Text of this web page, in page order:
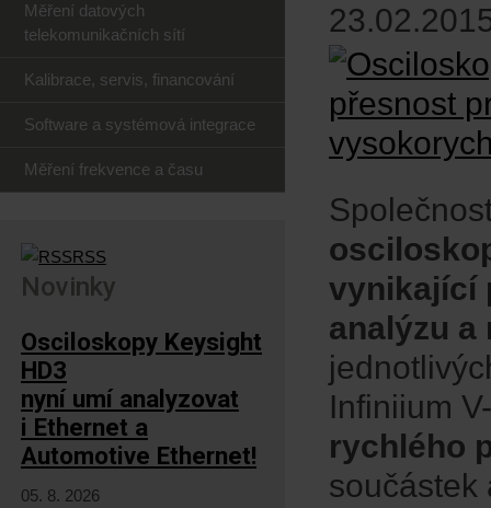
vynikající
analýzu
Infiniium
rychlého
součástek
Měření datových
telekomunikačních sítí
Kalibrace, servis, financování
Software a systémová integrace
Měření frekvence a času
RSS
Novinky
Osciloskopy Keysight
HD3
nyní umí analyzovat
i Ethernet a
Automotive Ethernet!
05. 8. 2026